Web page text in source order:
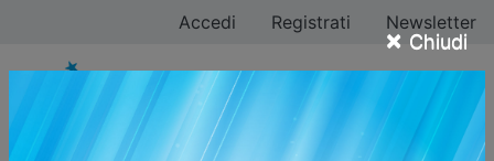
× Chiudi
Accedi Registrati Newsletter